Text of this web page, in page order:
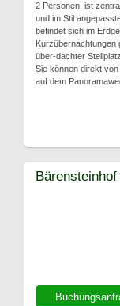
2 Personen, ist
und im Stil
befindet sich im
Kurzübernachtungen
über-dachter
Sie können direkt
auf dem